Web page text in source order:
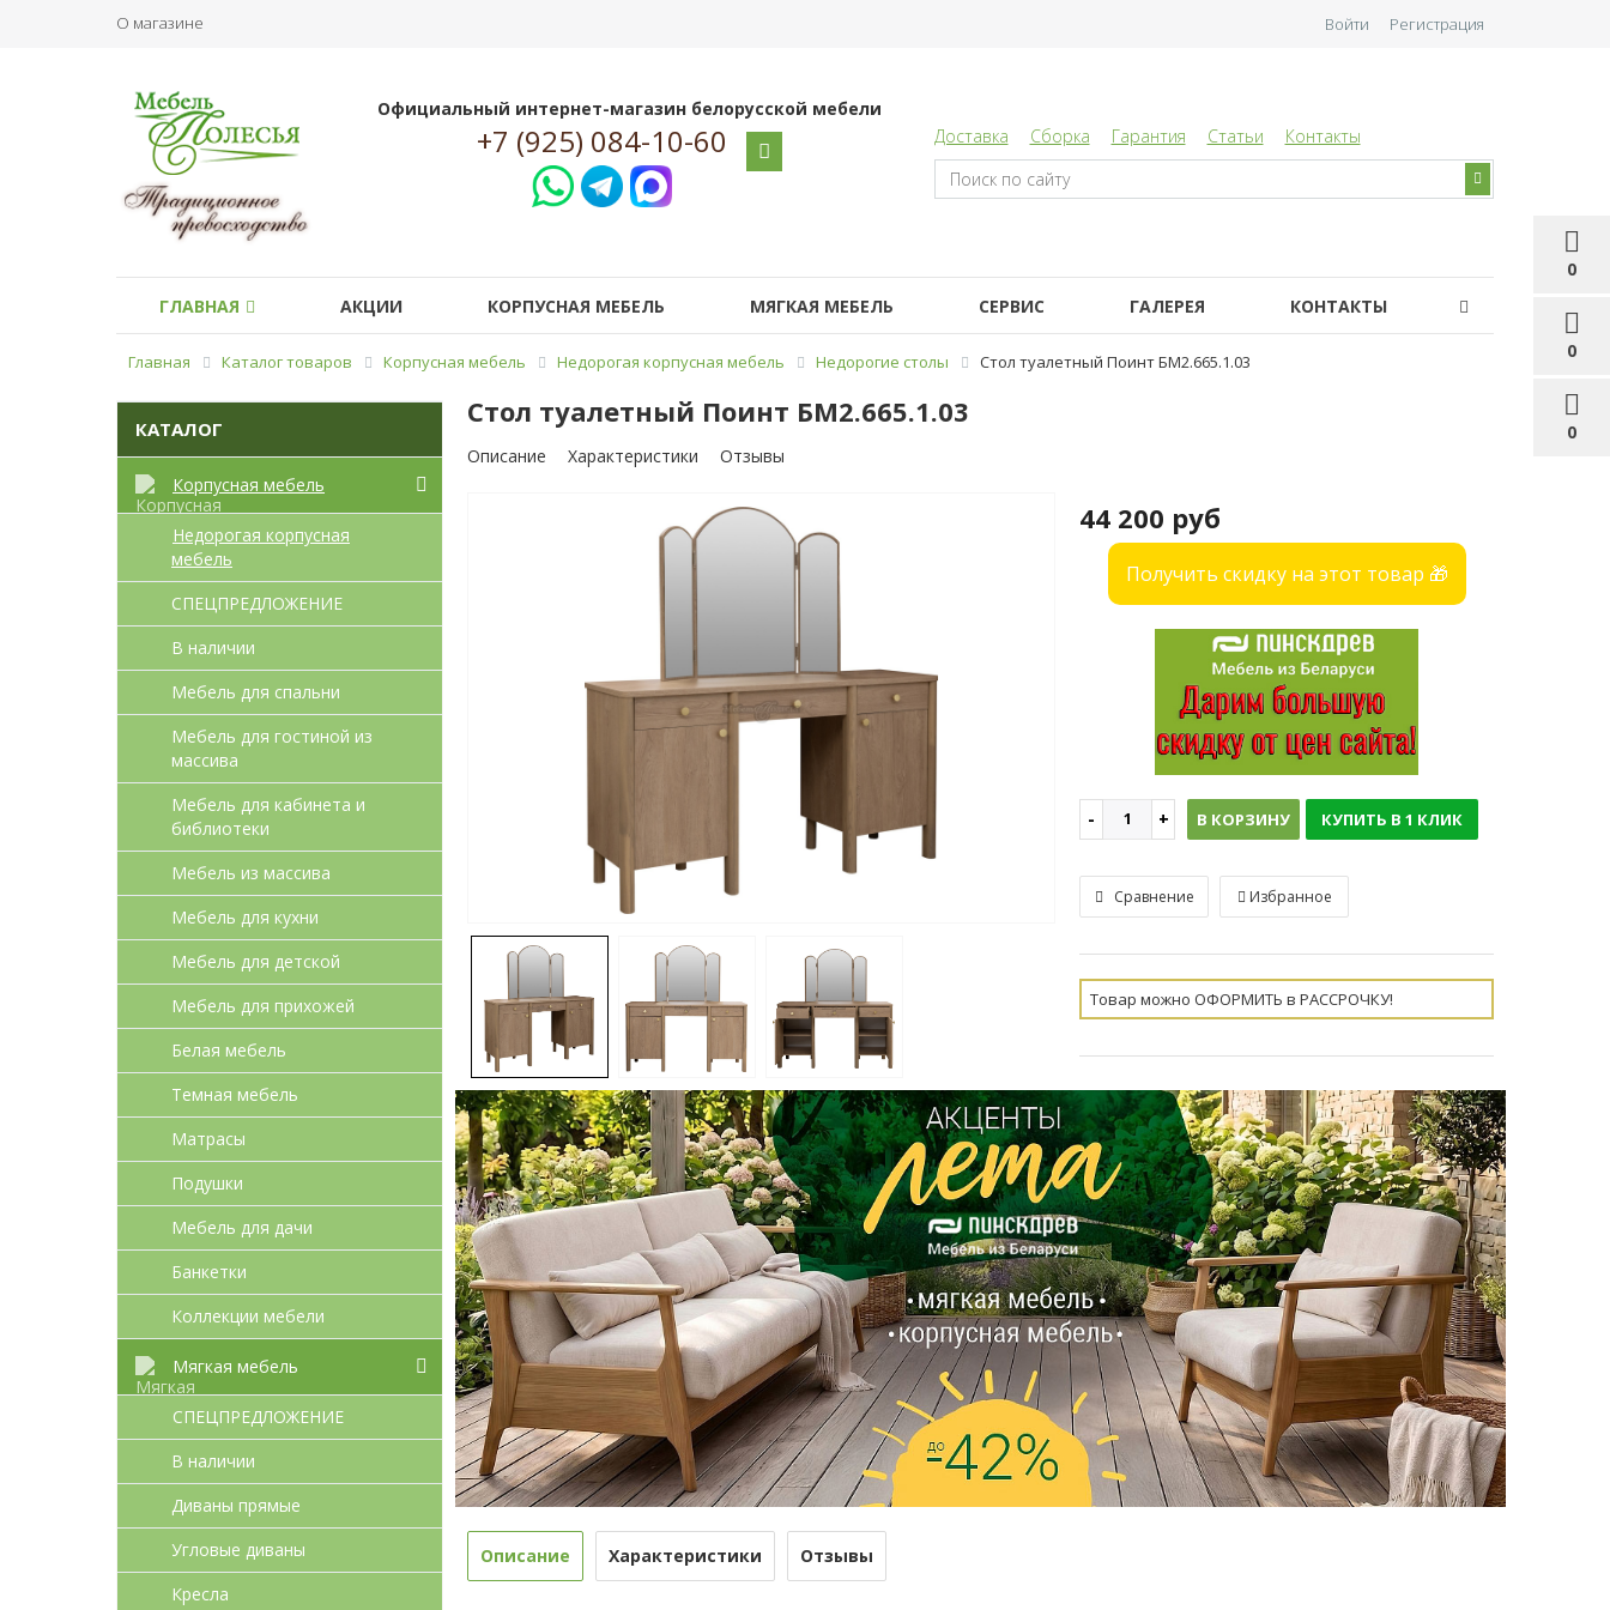
О магазине
0
0
0
Войти Регистрация
Официальный интернет-магазин белорусской мебели
+7 (925) 084-10-60 Доставка Сборка Гарантия Статьи Контакты
ГЛАВНАЯ АКЦИИ КОРПУСНАЯ МЕБЕЛЬ МЯГКАЯ МЕБЕЛЬ СЕРВИС ГАЛЕРЕЯ КОНТАКТЫ
Главная Каталог товаров Корпусная мебель Недорогая корпусная мебель Недорогие столы Стол туалетный Поинт БМ2.665.1.03
КАТАЛОГ
Корпусная мебель
Недорогая корпусная
мебель
СПЕЦПРЕДЛОЖЕНИЕ
В наличии
Мебель для спальни
Мебель для гостиной из
массива
Мебель для кабинета и
библиотеки
Мебель из массива
Мебель для кухни
Мебель для детcкой
Мебель для прихожей
Белая мебель
Темная мебель
Матрасы
Подушки
Мебель для дачи
Банкетки
Коллекции мебели
Мягкая мебель
СПЕЦПРЕДЛОЖЕНИЕ
В наличии
Диваны прямые
Угловые диваны
Кресла
Стол туалетный Поинт БМ2.665.1.03
Описание Характеристики Отзывы
44 200 руб
Получить скидку на этот товар 🎁
В КОРЗИНУ КУПИТЬ В 1 КЛИК
Сравнение Избранное
Товар можно ОФОРМИТЬ в РАССРОЧКУ!
Описание Характеристики Отзывы